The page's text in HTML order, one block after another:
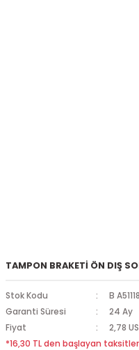
TAMPON BRAKETİ ÖN DIŞ
Stok Kodu
B
Garanti Süresi
24 Ay
Fiyat
2,78
*16,30 TL den başlayan